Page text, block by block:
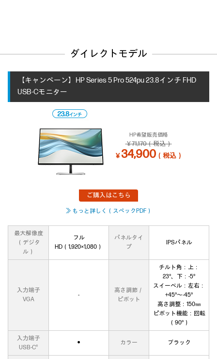
ダイレクトモデル
【キャンペーン】HP Series 5 Pro 524pu 23.8インチ FHD
USB-Cモニター
HP希望販売価格
￥71,170（税込）
￥34,900（税込）
ご購入はこちら
≫ もっと詳しく（スペックPDF）
最大解像度
（デジタ
ル）
フル
HD（1,920×1,080）
パネルタイ
プ
IPSパネル
入力端子
VGA
‐
高さ調節／
ピボット
チルト角：上：
23°、下：-5°
スイーベル：左右：
+45°～-45°
高さ調整：150㎜
ピボット機能：回転
（90°）
入力端子
USB-C®
● カラー ブラック